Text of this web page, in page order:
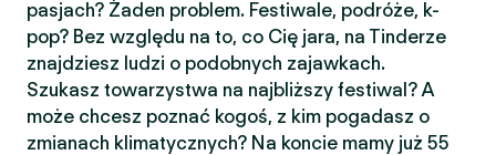
pasjach? Żaden problem. Festiwale, podróże, k-
pop? Bez względu na to, co Cię jara, na Tinderze
znajdziesz ludzi o podobnych zajawkach.
Szukasz towarzystwa na najbliższy festiwal? A
może chcesz poznać kogoś, z kim pogadasz o
zmianach klimatycznych? Na koncie mamy już 55